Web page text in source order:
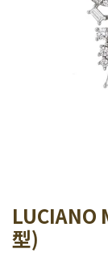
LUCIANO
型)